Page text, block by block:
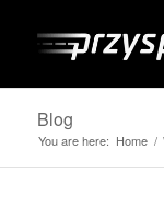
Blog
You are here: Home /